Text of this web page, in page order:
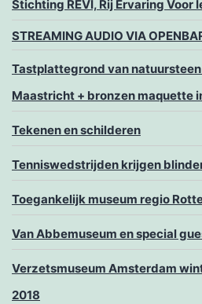
Stichting REVI, Rij Ervaring Voor
STREAMING AUDIO VIA
Tastplattegrond van
Maastricht + bronzen maquette
Tekenen en schilderen
Tenniswedstrijden krijgen
Toegankelijk museum regio
Van Abbemuseum en special
Verzetsmuseum Amsterdam
2018